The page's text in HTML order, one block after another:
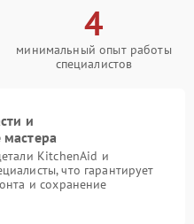
4
минимальный опыт работы
специалистов
и
KitchenAid и
что гарантирует
и сохранение